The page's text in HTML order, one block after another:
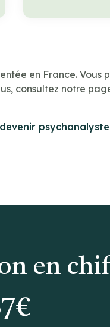
en France. Vous
consultez notre
psychanalyste
en